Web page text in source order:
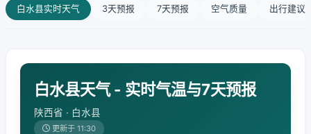
白水县实时天气 3天预报 7天预报 空气质量 出行建议
白水县天气 - 实时气温与7天预报
陕西省 · 白水县
更新于 11:30